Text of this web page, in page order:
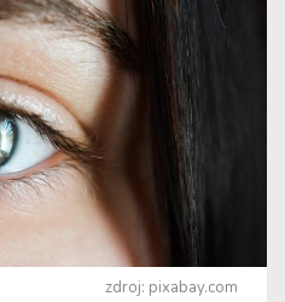
zdroj: pixabay.com